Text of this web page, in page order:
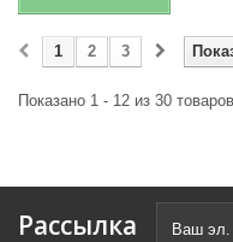
1 2 3
Показано 1 - 12 из 30 товаров
Рассылка